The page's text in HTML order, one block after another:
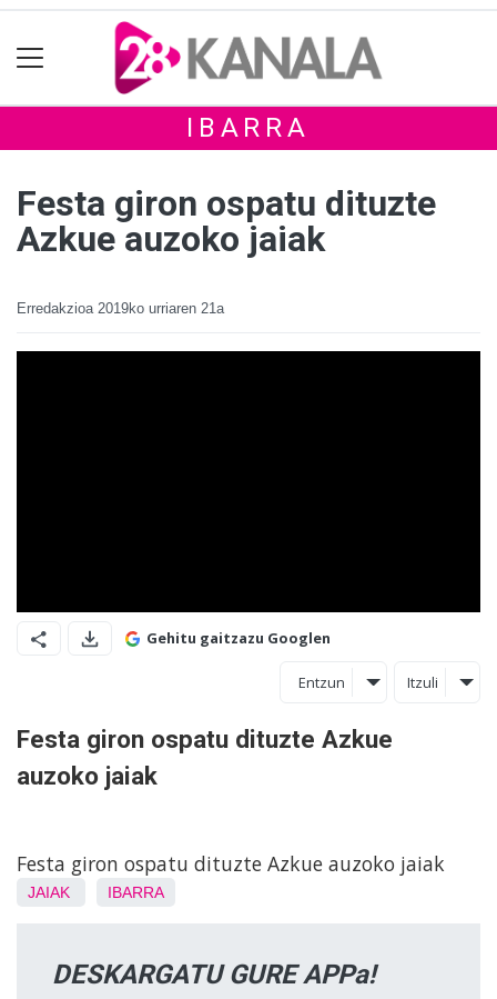
IBARRA
Festa giron ospatu dituzte
Azkue auzoko jaiak
Erredakzioa 2019ko urriaren 21a
Gehitu gaitzazu Googlen
Entzun Itzuli
Festa giron ospatu dituzte Azkue
auzoko jaiak
Festa giron ospatu dituzte Azkue auzoko jaiak
JAIAK IBARRA
DESKARGATU GURE APPa!